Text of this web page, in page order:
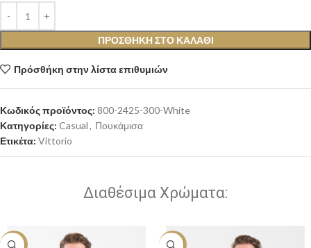
ΠΡΟΣΘΉΚΗ ΣΤΟ ΚΑΛΆΘΙ
Πρόσθήκη στην λίστα επιθυμιών
Κωδικός προϊόντος: 800-2425-300-White
Κατηγορίες: Casual, Πουκάμισα
Ετικέτα: Vittorio
Διαθέσιμα Χρώματα:
-30% -30%